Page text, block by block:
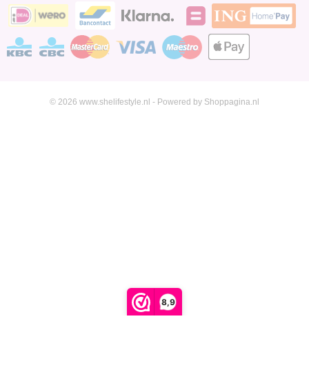
8,9
© 2026 www.shelifestyle.nl - Powered by Shoppagina.nl